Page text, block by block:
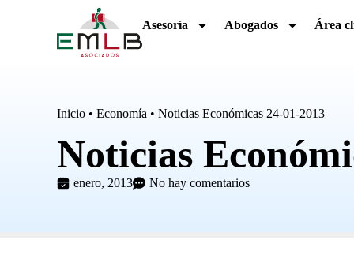
Asesoría Abogados Área
Inicio • Economía • Noticias Económicas 24-01-2013
Noticias
enero, 2013 No hay comentarios